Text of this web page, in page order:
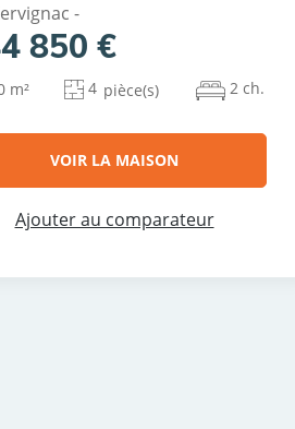
-
850 €
m² 4 pièce(s) 2 ch.
VOIR LA MAISON
Ajouter au comparateur